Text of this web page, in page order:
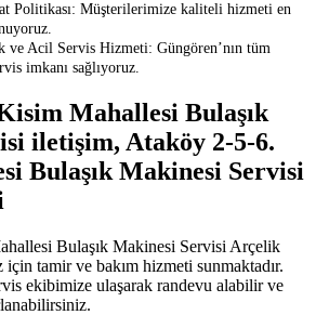
Politikası: Müşterilerimize kaliteli hizmeti en
ve Acil Servis Hizmeti: Güngören’nın tüm
imkanı sağlıyoruz.
Mahallesi Bulaşık
iletişim, Ataköy 2-5-6.
Bulaşık Makinesi Servisi
Bulaşık Makinesi Servisi Arçelik
için tamir ve bakım hizmeti sunmaktadır.
ekibimize ulaşarak randevu alabilir ve